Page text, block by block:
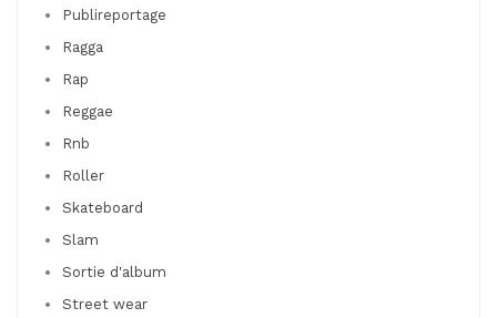
Publireportage
Ragga
Rap
Reggae
Rnb
Roller
Skateboard
Slam
Sortie d'album
Street wear